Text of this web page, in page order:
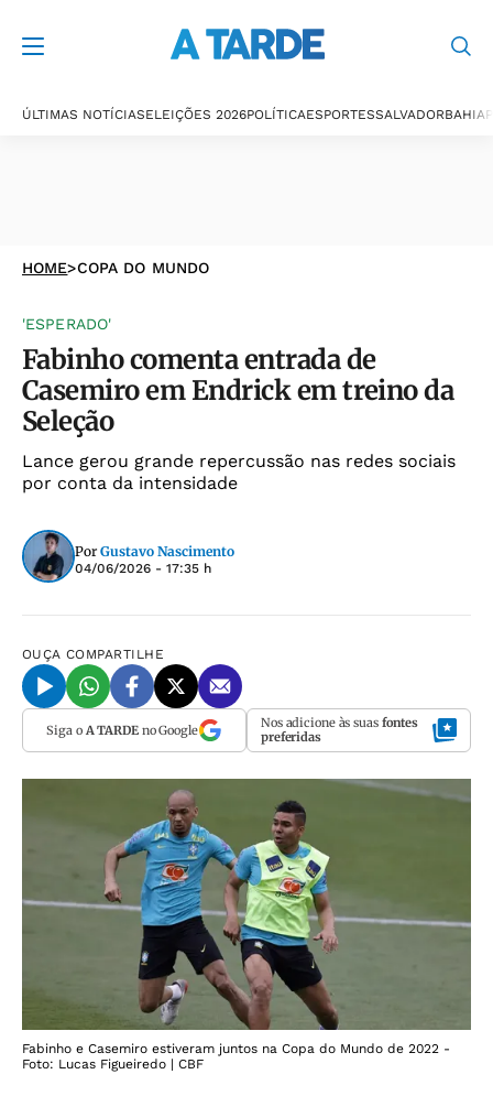
ÚLTIMAS NOTÍCIASELEIÇÕES 2026POLÍTICAESPORTESSALVADORBAHIA
HOME>COPA DO MUNDO
'ESPERADO'
Fabinho comenta entrada de
Casemiro em Endrick em treino da
Seleção
Lance gerou grande repercussão nas redes sociais
por conta da intensidade
Por Gustavo Nascimento
04/06/2026 - 17:35 h
OUÇA COMPARTILHE
Siga o A TARDEno Google Nos adicione às suas fontes
preferidas
Fabinho e Casemiro estiveram juntos na Copa do Mundo de 2022 -
Foto: Lucas Figueiredo | CBF